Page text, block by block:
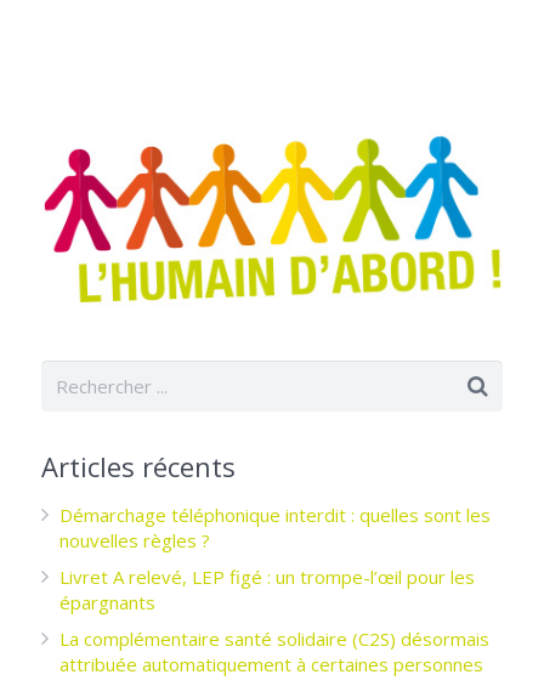
Articles récents
Démarchage téléphonique interdit : quelles sont les
nouvelles règles ?
Livret A relevé, LEP figé : un trompe-l’œil pour les
épargnants ­
La complémentaire santé solidaire (C2S) désormais
attribuée automatiquement à certaines personnes